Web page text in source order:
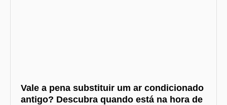
Vale a pena substituir um ar condicionado
antigo? Descubra quando está na hora de